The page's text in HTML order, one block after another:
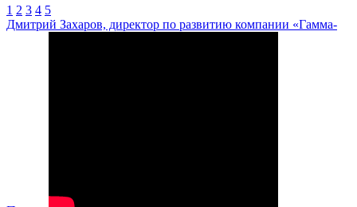
1 2 3 4 5
Дмитрий Захаров, директор по развитию компании «Гамма-